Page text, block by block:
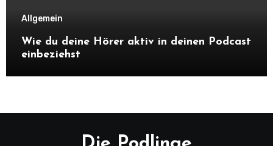
Allgemein
Wie du deine Hörer aktiv in deinen Podcast
einbeziehst